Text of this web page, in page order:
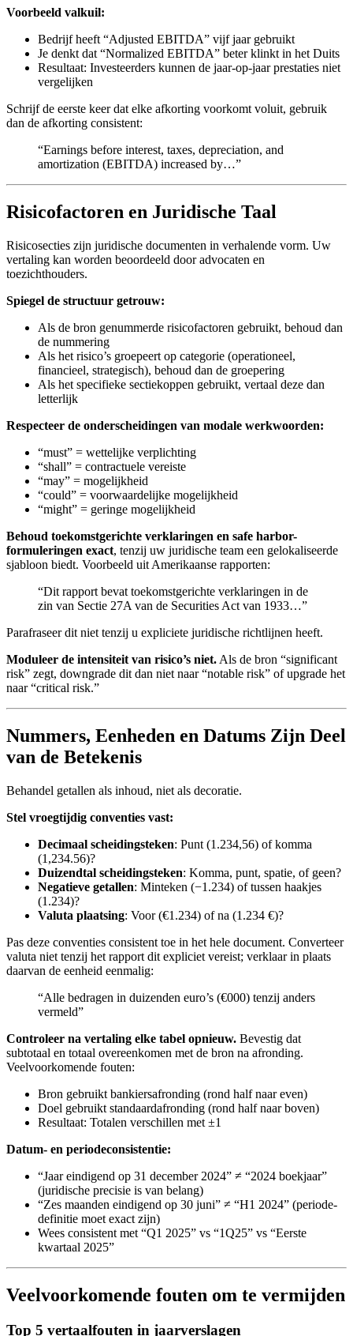
Voorbeeld valkuil:
Bedrijf heeft “Adjusted EBITDA” vijf jaar gebruikt
Je denkt dat “Normalized EBITDA” beter klinkt in het Duits
Resultaat: Investeerders kunnen de jaar-op-jaar prestaties niet
vergelijken
Schrijf de eerste keer dat elke afkorting voorkomt voluit, gebruik
dan de afkorting consistent:
“Earnings before interest, taxes, depreciation, and
amortization (EBITDA) increased by…”
Risicofactoren en Juridische Taal
Risicosecties zijn juridische documenten in verhalende vorm. Uw
vertaling kan worden beoordeeld door advocaten en
toezichthouders.
Spiegel de structuur getrouw:
Als de bron genummerde risicofactoren gebruikt, behoud dan
de nummering
Als het risico’s groepeert op categorie (operationeel,
financieel, strategisch), behoud dan de groepering
Als het specifieke sectiekoppen gebruikt, vertaal deze dan
letterlijk
Respecteer de onderscheidingen van modale werkwoorden:
“must” = wettelijke verplichting
“shall” = contractuele vereiste
“may” = mogelijkheid
“could” = voorwaardelijke mogelijkheid
“might” = geringe mogelijkheid
Behoud toekomstgerichte verklaringen en safe harbor-
formuleringen exact, tenzij uw juridische team een gelokaliseerde
sjabloon biedt. Voorbeeld uit Amerikaanse rapporten:
“Dit rapport bevat toekomstgerichte verklaringen in de
zin van Sectie 27A van de Securities Act van 1933…”
Parafraseer dit niet tenzij u expliciete juridische richtlijnen heeft.
Moduleer de intensiteit van risico’s niet. Als de bron “significant
risk” zegt, downgrade dit dan niet naar “notable risk” of upgrade het
naar “critical risk.”
Nummers, Eenheden en Datums Zijn Deel
van de Betekenis
Behandel getallen als inhoud, niet als decoratie.
Stel vroegtijdig conventies vast:
Decimaal scheidingsteken: Punt (1.234,56) of komma
(1,234.56)?
Duizendtal scheidingsteken: Komma, punt, spatie, of geen?
Negatieve getallen: Minteken (−1.234) of tussen haakjes
(1.234)?
Valuta plaatsing: Voor (€1.234) of na (1.234 €)?
Pas deze conventies consistent toe in het hele document. Converteer
valuta niet tenzij het rapport dit expliciet vereist; verklaar in plaats
daarvan de eenheid eenmalig:
“Alle bedragen in duizenden euro’s (€000) tenzij anders
vermeld”
Controleer na vertaling elke tabel opnieuw. Bevestig dat
subtotaal en totaal overeenkomen met de bron na afronding.
Veelvoorkomende fouten:
Bron gebruikt bankiersafronding (rond half naar even)
Doel gebruikt standaardafronding (rond half naar boven)
Resultaat: Totalen verschillen met ±1
Datum- en periodeconsistentie:
“Jaar eindigend op 31 december 2024” ≠ “2024 boekjaar”
(juridische precisie is van belang)
“Zes maanden eindigend op 30 juni” ≠ “H1 2024” (periode-
definitie moet exact zijn)
Wees consistent met “Q1 2025” vs “1Q25” vs “Eerste
kwartaal 2025”
Veelvoorkomende fouten om te vermijden
Top 5 vertaalfouten in jaarverslagen